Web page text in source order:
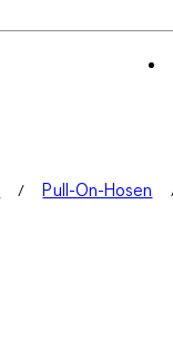
Pull-On-Hosen